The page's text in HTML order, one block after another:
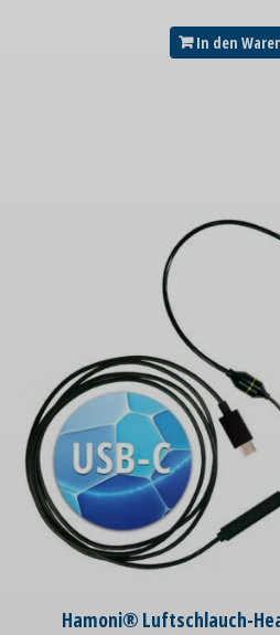
In den
Hamoni® Luftschlauch-